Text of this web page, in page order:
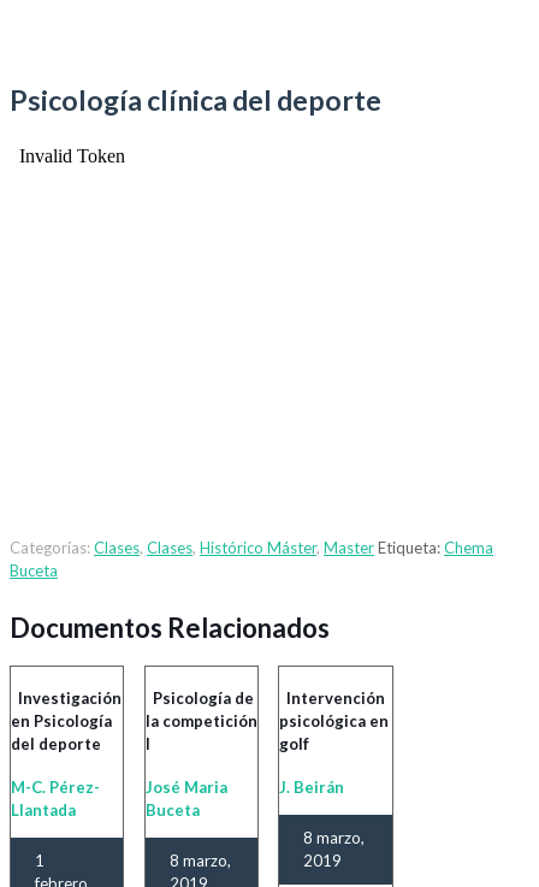
Psicología clínica del deporte
Categorías:Clases, Clases, Histórico Máster, MasterEtiqueta:Chema
Buceta
Documentos Relacionados
Investigación
en Psicología
del deporte
M-C. Pérez-
Llantada
1
Psicología de
la competición
I
José Maria
Buceta
8 marzo,
Intervención
psicológica en
golf
J. Beirán
8 marzo,
2019